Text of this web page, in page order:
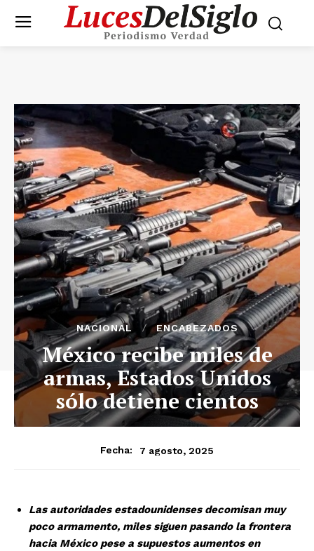
NACIONAL ENCABEZADOS
México recibe miles de
armas, Estados Unidos
sólo detiene cientos
Fecha: 7 agosto, 2025
Las autoridades estadounidenses decomisan muy
poco armamento, miles siguen pasando la frontera
hacia México pese a supuestos aumentos en